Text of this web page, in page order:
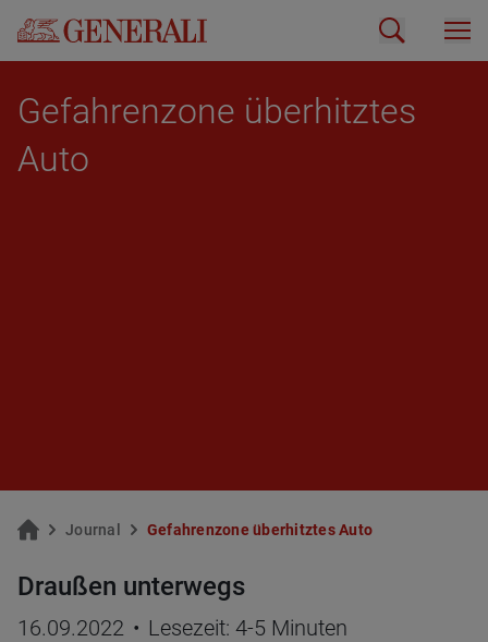
Ge­fah­ren­zo­ne über­hitz­tes
Auto
Jour­nal Ge­fah­ren­zo­ne über­hitz­tes Auto
Draußen unterwegs
16.09.2022 • Lesezeit: 4-5 Minuten